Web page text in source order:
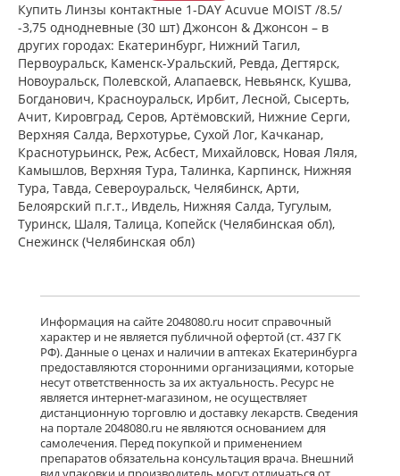
Купить Линзы контактные 1-DAY Acuvue MOIST /8.5/
-3,75 однодневные (30 шт) Джонсон & Джонсон – в
других городах: Екатеринбург, Нижний Тагил,
Первоуральск, Каменск-Уральский, Ревда, Дегтярск,
Новоуральск, Полевской, Алапаевск, Невьянск, Кушва,
Богданович, Красноуральск, Ирбит, Лесной, Сысерть,
Ачит, Кировград, Серов, Артёмовский, Нижние Cерги,
Верхняя Салда, Верхотурье, Сухой Лог, Качканар,
Краснотурьинск, Реж, Асбест, Михайловск, Новая Ляля,
Камышлов, Верхняя Тура, Талинка, Карпинск, Нижняя
Тура, Тавда, Североуральск, Челябинск, Арти,
Белоярский п.г.т., Ивдель, Нижняя Салда, Тугулым,
Туринск, Шаля, Талица, Копейск (Челябинская обл),
Снежинск (Челябинская обл)
Информация на сайте 2048080.ru носит справочный
характер и не является публичной офертой (ст. 437 ГК
РФ). Данные о ценах и наличии в аптеках Екатеринбурга
предоставляются сторонними организациями, которые
несут ответственность за их актуальность. Ресурс не
является интернет-магазином, не осуществляет
дистанционную торговлю и доставку лекарств. Сведения
на портале 2048080.ru не являются основанием для
самолечения. Перед покупкой и применением
препаратов обязательна консультация врача. Внешний